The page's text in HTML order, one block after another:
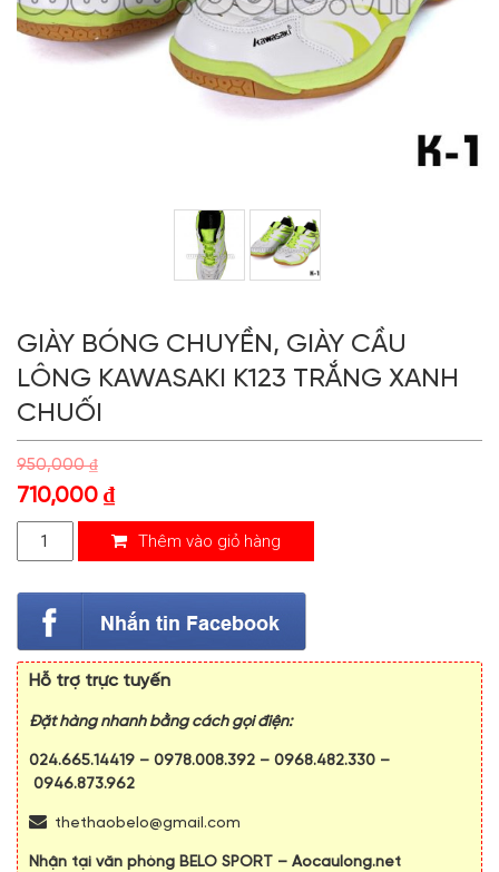
GIÀY BÓNG CHUYỀN, GIÀY CẦU
LÔNG KAWASAKI K123 TRẮNG XANH
CHUỐI
950,000₫
710,000 ₫
Thêm vào giỏ hàng
Hỗ trợ trực tuyến
Đặt hàng nhanh bằng cách gọi điện:
024.665.14419 – 0978.008.392 – 0968.482.330 –
0946.873.962
thethaobelo@gmail.com
Nhận tại văn phòng BELO SPORT – Aocaulong.net